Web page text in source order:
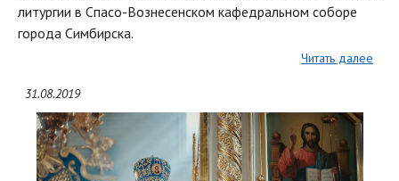
литургии в Спасо-Вознесенском кафедральном соборе
города Симбирска.
Читать далее
31.08.2019